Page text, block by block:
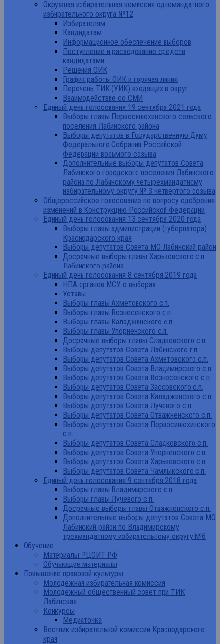
Окружная избирательная комиссия одномандатного
избирательного округа №12
Избирателям
Кандидатам
Информационное обеспечение выборов
Поступление и расходование средств
кандидатами
Решения ОИК
График работы ОИК и горячая линия
Перечень ТИК (УИК) входящих в округ
Взаимодействие со СМИ
Единый день голосования 19 сентября 2021 года
Выборы главы Первосинюхинского сельского
поселения Лабинского района
Выборы депутатов в Государственную Думу
Федерального Собрания Российской
Федерации восьмого созыва
Дополнительные выборы депутатов Совета
Лабинского городского поселения Лабинского
района по Лабинскому четырехмандатному
избирательному округу № 3 четвертого созыва
Общероссийское голосование по вопросу одобрения
изменений в Конструкцию Российской Федерации
Единый день голосования 13 сентября 2020 года
Выборы главы администрации (губернатора)
Краснодарского края
Выборы депутатов Совета МО Лабинский район
Досрочные выборы главы Харьковского с.п.
Лабинского района
Единый день голосования 8 сентября 2019 года
НПА органов МСУ о выборах
Уставы
Выборы главы Ахметовского с.п.
Выборы главы Вознесенского с.п.
Выборы главы Каладжинского с.п.
Выборы главы Упорненского с.п.
Досрочные выборы главы Сладковского с.п.
Выборы депутатов Совета Лабинского г.п.
Выборы депутатов Совета Ахметовского с.п.
Выборы депутатов Совета Владимирского с.п.
Выборы депутатов Совета Вознесенского с.п.
Выборы депутатов Совета Зассовского с.п.
Выборы депутатов Совета Каладжинского с.п.
Выборы депутатов Совета Лучевого с.п.
Выборы депутатов Совета Отважненского с.п.
Выборы депутатов Совета Первосинюхинского
с.п.
Выборы депутатов Совета Сладковского с.п.
Выборы депутатов Совета Упорненского с.п.
Выборы депутатов Совета Харьковского с.п.
Выборы депутатов Совета Чамлыкского с.п.
Единый день голосования 9 сентября 2018 года
Выборы главы Владимирского с.п.
Выборы главы Лучевого с.п.
Досрочные выборы главы Отважненского с.п.
Дополнительные выборы депутатов Совета МО
Лабинский район по Владимирскому
трехмандатному избирательному округу №6
Обучение
Материалы РЦОИТ РФ
Обучающие материалы
Повышение правовой культуры
Молодежная избирательная комиссия
Молодежный общественный совет при ТИК
Лабинская
Конкурсы
Медиаточка
Вестник избирательной комиссии Краснодарского
края